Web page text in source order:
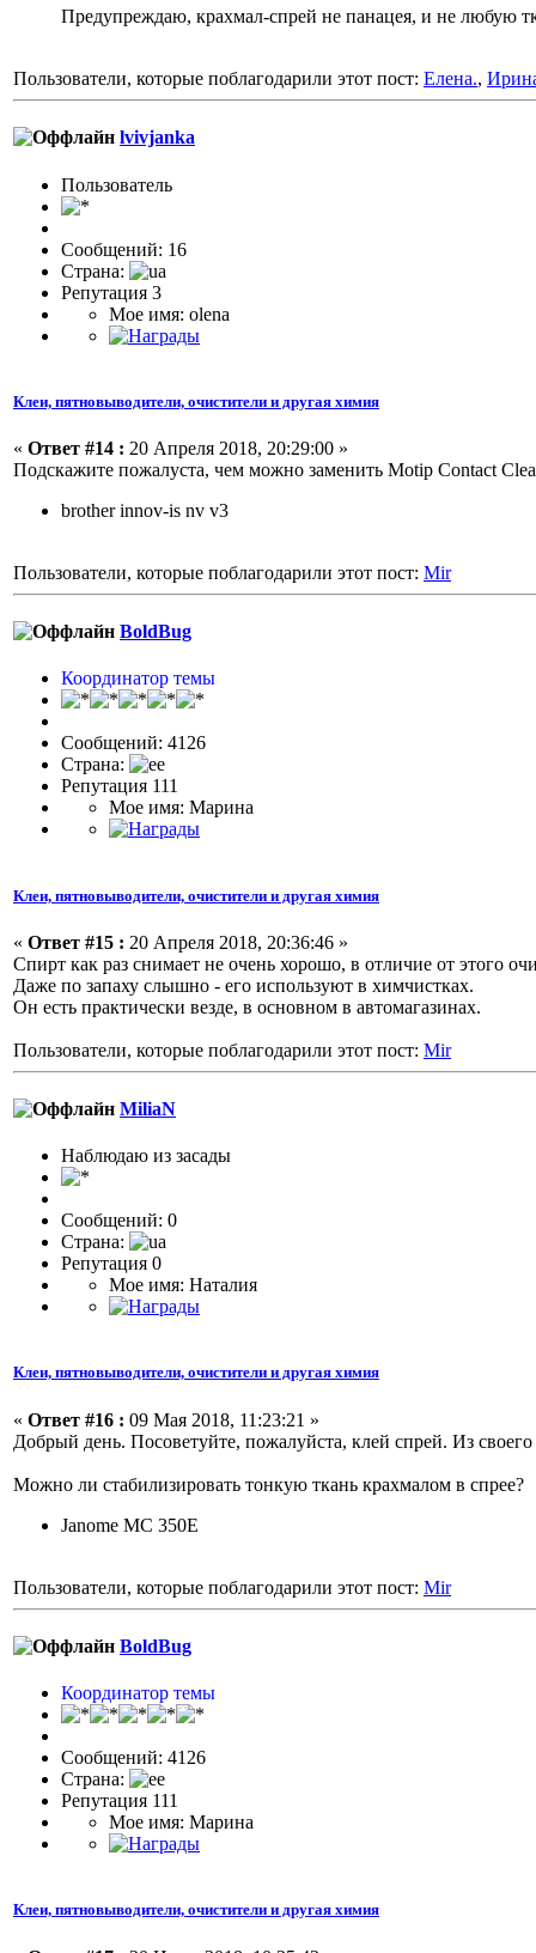
Предупреждаю, крахмал-спрей не панацея, и не любую
Пользователи, которые поблагодарили этот пост: Елена.,
lvivjanka
Пользоватeль
Сообщений: 16
Страна:
Репутация 3
Мое имя: olena
Клеи, пятновыводители, очистители и другая химия
« Ответ #14 : 20 Апреля 2018, 20:29:00 »
Подскажите пожалуста, чем можно заменить Motip Contact
brother innov-is nv v3
Пользователи, которые поблагодарили этот пост: Mir
BoldBug
Координатор темы
Сообщений: 4126
Страна:
Репутация 111
Мое имя: Марина
Клеи, пятновыводители, очистители и другая химия
« Ответ #15 : 20 Апреля 2018, 20:36:46 »
Спирт как раз снимает не очень хорошо, в отличие от этого
Даже по запаху слышно - его используют в химчистках.
Он есть практически везде, в основном в автомагазинах.
Пользователи, которые поблагодарили этот пост: Mir
MiliaN
Наблюдаю из засады
Сообщений: 0
Страна:
Репутация 0
Мое имя: Наталия
Клеи, пятновыводители, очистители и другая химия
« Ответ #16 : 09 Мая 2018, 11:23:21 »
Добрый день. Посоветуйте, пожалуйста, клей спрей. Из
Можно ли стабилизировать тонкую ткань крахмалом в спрее?
Janome MC 350E
Пользователи, которые поблагодарили этот пост: Mir
BoldBug
Координатор темы
Сообщений: 4126
Страна:
Репутация 111
Мое имя: Марина
Клеи, пятновыводители, очистители и другая химия